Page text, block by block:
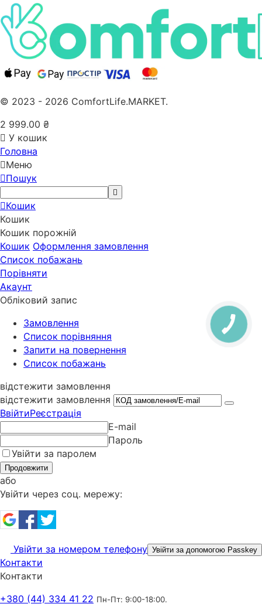
© 2023 - 2026 ComfortLife.MARKET.
2 999.00 ₴
У кошик
Головна
Меню
Пошук
Кошик
Кошик
Кошик порожній
Кошик Оформлення замовлення
Список побажань
Порівняти
Акаунт
Обліковий запис
Замовлення
Cписок порівняння
Запити на повернення
Список побажань
відстежити замовлення
відстежити замовлення
ВвійтиРеєстрація
E-mail
Пароль
Увійти за паролем
Продовжити
або
Увійти через соц. мережу:
Увійти за номером телефону Увійти за допомогою Passkey
Контакти
Контакти
+380 (44) 334 41 22 Пн-Пт: 9:00-18:00.